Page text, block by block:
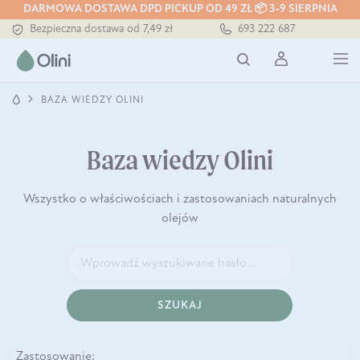
DARMOWA DOSTAWA DPD PICKUP OD 49 ZŁ 📦 3-9 SIERPNIA
Tłoczony zawsze na zimno
Bezpieczna dostawa od 7,49 zł
Tłoczony zawsze na zimno
693 222 687
BAZA WIEDZY OLINI
Baza wiedzy Olini
Wszystko o właściwościach i zastosowaniach naturalnych
olejów
SZUKAJ
Zastosowanie: